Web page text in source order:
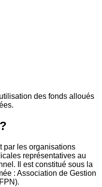
des fonds alloués
par les organisations
représentatives au
Il est constitué sous la
: Association de Gestion